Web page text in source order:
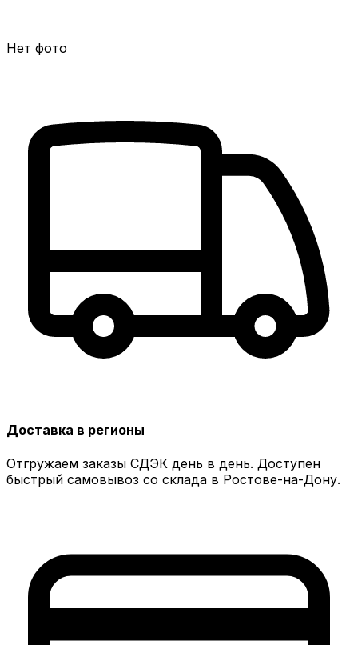
Нет фото
Доставка в регионы
Отгружаем заказы СДЭК день в день. Доступен
быстрый самовывоз со склада в Ростове-на-Дону.